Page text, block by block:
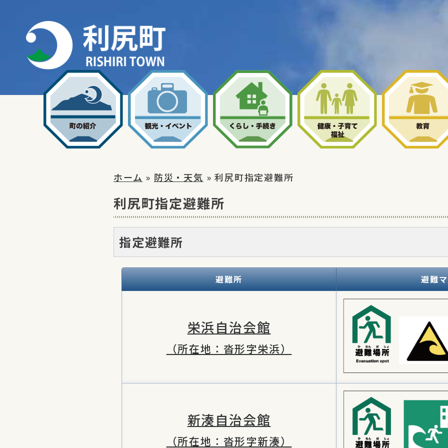
content
ホーム » 防災・天気 » 利尻町指定避難所
利尻町指定避難所
指定避難所
避難所 避難
栄浜自治会館
（所在地：沓形字栄浜）
新湊自治会館
（所在地：沓形字新湊）